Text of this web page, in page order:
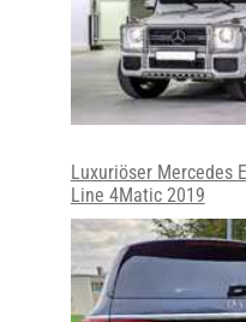
Luxuriöser Mercedes
Line 4Matic 2019